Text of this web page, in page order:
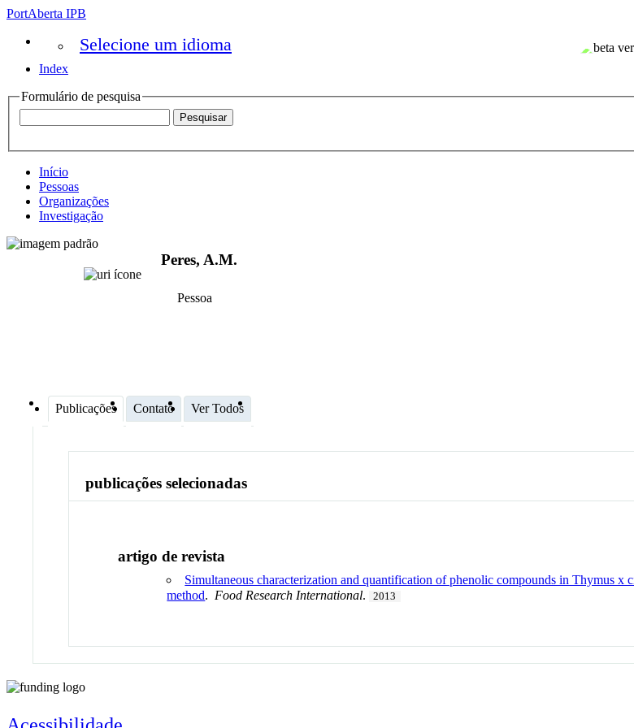
PortAberta IPB
Selecione um idioma
Index
Formulário de pesquisa
Início
Pessoas
Organizações
Investigação
Peres, A.M.
Pessoa
Publicações Contato Ver Todos
publicações selecionadas
artigo de revista
Simultaneous characterization and quantification of phenolic compounds in Thymus
method. Food Research International. 2013